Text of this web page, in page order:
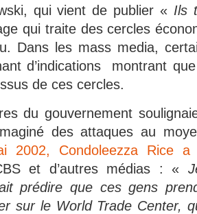
qui vient de publier « Ils
qui traite des cercles
Dans les mass media,
d’indications montrant
de ces cercles.
du gouvernement
des attaques au
2002, Condoleezza Rice a
et d’autres médias : «
prédire que ces gens
sur le World Trade Center,